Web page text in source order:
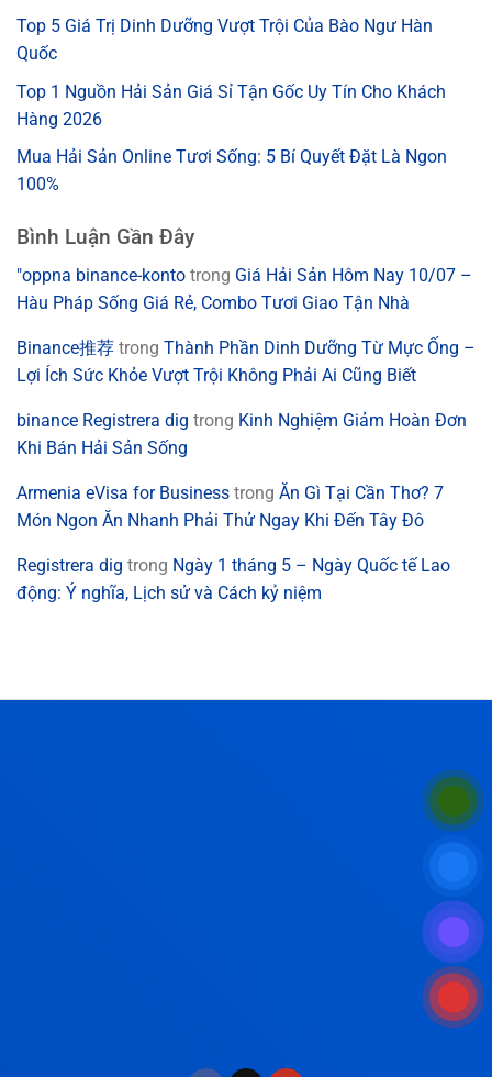
Top 5 Giá Trị Dinh Dưỡng Vượt Trội Của Bào Ngư Hàn
Quốc
Top 1 Nguồn Hải Sản Giá Sỉ Tận Gốc Uy Tín Cho Khách
Hàng 2026
Mua Hải Sản Online Tươi Sống: 5 Bí Quyết Đặt Là Ngon
100%
Bình Luận Gần Đây
"oppna binance-konto trong Giá Hải Sản Hôm Nay 10/07 –
Hàu Pháp Sống Giá Rẻ, Combo Tươi Giao Tận Nhà
Binance推荐 trong Thành Phần Dinh Dưỡng Từ Mực Ống –
Lợi Ích Sức Khỏe Vượt Trội Không Phải Ai Cũng Biết
binance Registrera dig trong Kinh Nghiệm Giảm Hoàn Đơn
Khi Bán Hải Sản Sống
Armenia eVisa for Business trong Ăn Gì Tại Cần Thơ? 7
Món Ngon Ăn Nhanh Phải Thử Ngay Khi Đến Tây Đô
Registrera dig trong Ngày 1 tháng 5 – Ngày Quốc tế Lao
động: Ý nghĩa, Lịch sử và Cách kỷ niệm